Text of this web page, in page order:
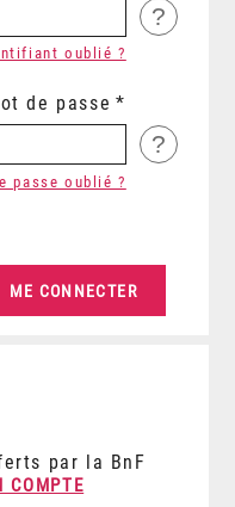
?
oublié ?
de passe
?
passe oublié ?
par la BnF
COMPTE